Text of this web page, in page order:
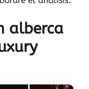
alberca